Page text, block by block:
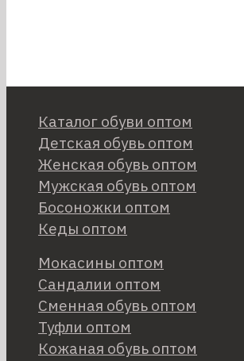
Каталог обуви оптом
Детская обувь оптом
Женская обувь оптом
Мужская обувь оптом
Босоножки оптом
Кеды оптом
Мокасины оптом
Сандалии оптом
Сменная обувь оптом
Туфли оптом
Кожаная обувь оптом